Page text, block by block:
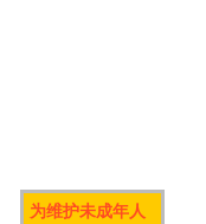
为维护未成年人